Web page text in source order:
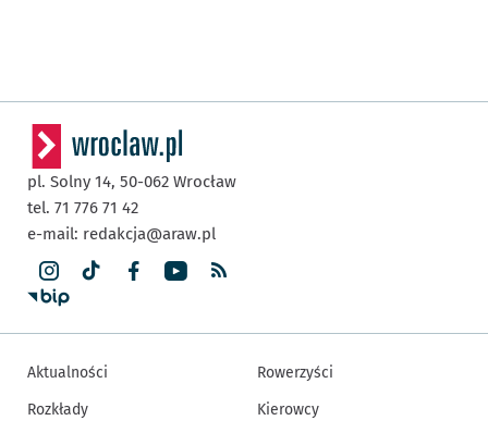
pl. Solny 14, 50-062 Wrocław
tel. 71 776 71 42
e-mail: redakcja@araw.pl
Aktualności
Rozkłady
Rowerzyści
Kierowcy